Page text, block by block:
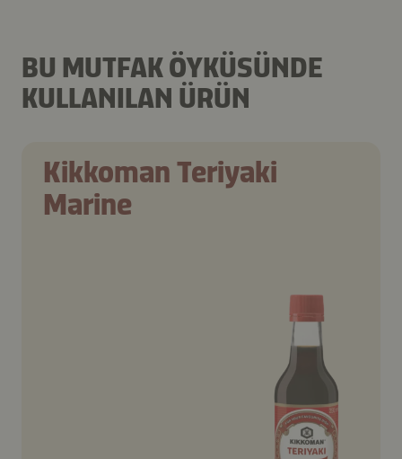
BU MUTFAK ÖYKÜSÜNDE
KULLANILAN ÜRÜN
Kikkoman Teriyaki
Marine